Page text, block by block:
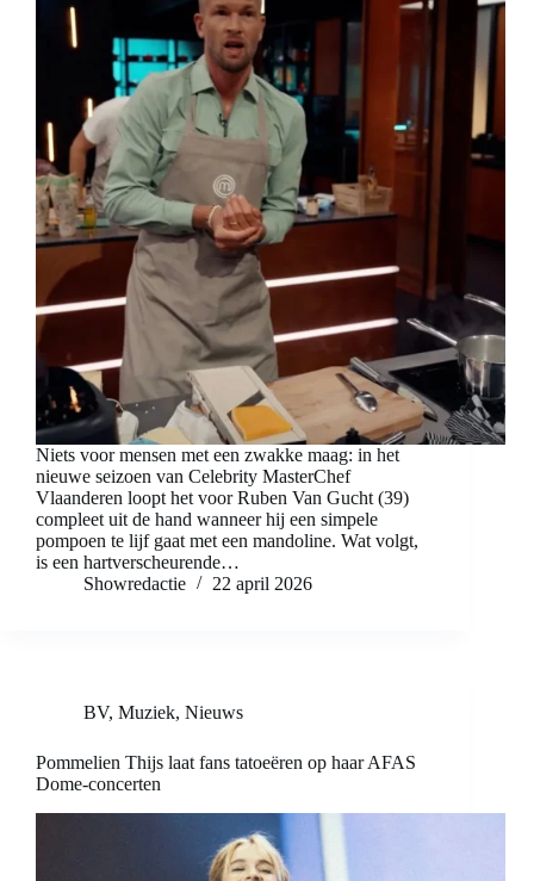
Niets voor mensen met een zwakke maag: in het
nieuwe seizoen van Celebrity MasterChef
Vlaanderen loopt het voor Ruben Van Gucht (39)
compleet uit de hand wanneer hij een simpele
pompoen te lijf gaat met een mandoline. Wat volgt,
is een hartverscheurende…
Showredactie
22 april 2026
BV, Muziek, Nieuws
Pommelien Thijs laat fans tatoeëren op haar AFAS
Dome-concerten